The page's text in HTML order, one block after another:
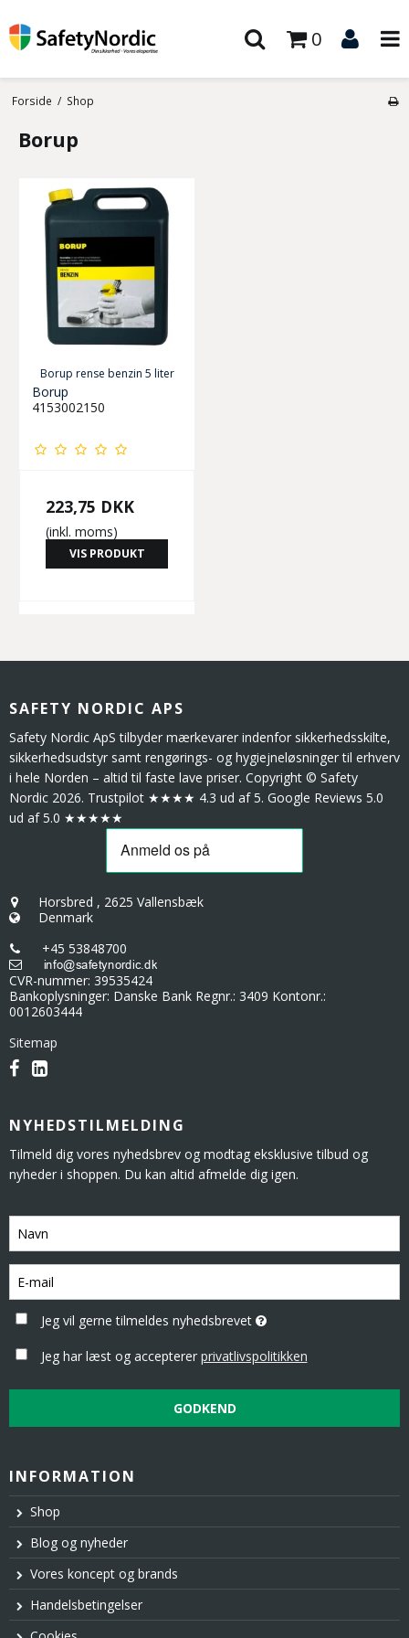
0
Forside / Shop
Borup
Borup rense benzin 5 liter
Borup
4153002150
223,75 DKK
(inkl. moms)
VIS PRODUKT
SAFETY NORDIC APS
Safety Nordic ApS tilbyder mærkevarer indenfor sikkerhedsskilte,
sikkerhedsudstyr samt rengørings- og hygiejneløsninger til erhverv
i hele Norden – altid til faste lave priser. Copyright © Safety
Nordic 2026. Trustpilot ★★★★ 4.3 ud af 5. Google Reviews 5.0
ud af 5.0 ★★★★★
Horsbred , 2625 Vallensbæk
Denmark
+45 53848700
CVR-nummer: 39535424
Bankoplysninger: Danske Bank Regnr.: 3409 Kontonr.:
0012603444
Sitemap
NYHEDSTILMELDING
Tilmeld dig vores nyhedsbrev og modtag eksklusive tilbud og
nyheder i shoppen. Du kan altid afmelde dig igen.
Jeg vil gerne tilmeldes nyhedsbrevet
Jeg har læst og accepterer privatlivspolitikken
GODKEND
INFORMATION
Shop
Blog og nyheder
Vores koncept og brands
Handelsbetingelser